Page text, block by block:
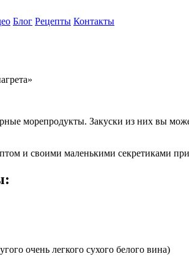
Блог Рецепты Контакты
морепродукты. Закуски из них вы
и своими маленькими секретиками
очень легкого сухого белого вина)